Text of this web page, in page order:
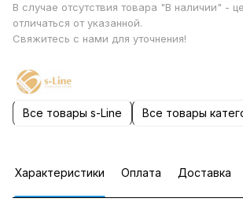
В случае отсутствия товара "В наличии" -
отличаться от указанной.
Свяжитесь с нами для уточнения!
Все товары s-Line Все товары
Характеристики Оплата Доставка